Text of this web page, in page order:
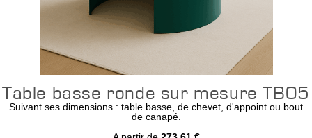
Table basse ronde sur mesure TB05
Suivant ses dimensions : table basse, de chevet, d'appoint ou bout
de canapé.